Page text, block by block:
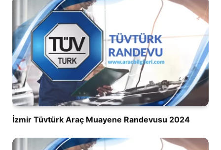
İzmir Tüvtürk Araç Muayene Randevusu 2024